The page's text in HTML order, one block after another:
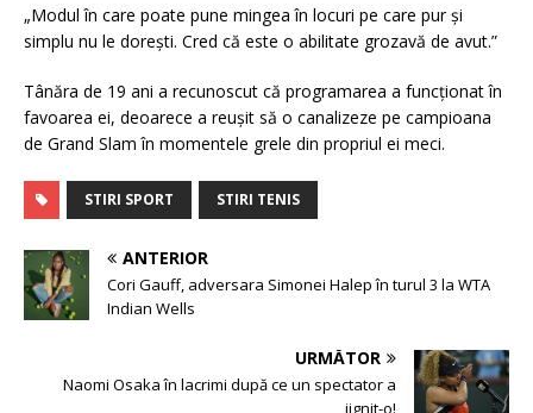
„Modul în care poate pune mingea în locuri pe care pur și
simplu nu le dorești. Cred că este o abilitate grozavă de avut.”
Tânăra de 19 ani a recunoscut că programarea a funcționat în
favoarea ei, deoarece a reușit să o canalizeze pe campioana
de Grand Slam în momentele grele din propriul ei meci.
STIRI SPORT STIRI TENIS
ANTERIOR
Cori Gauff, adversara Simonei Halep în turul 3 la WTA
Indian Wells
URMĂTOR
Naomi Osaka în lacrimi după ce un spectator a
jignit-o!